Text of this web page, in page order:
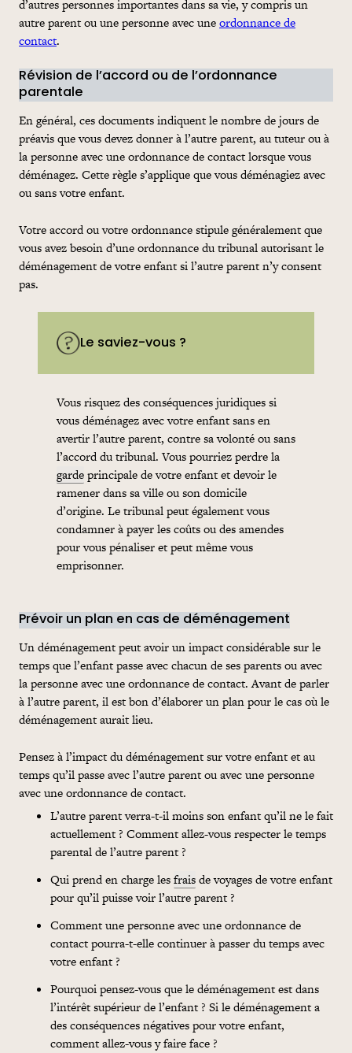
d’autres personnes importantes dans sa vie, y compris un
autre parent ou une personne avec uneordonnance de
contact.
Révision de l’accord ou de l’ordonnance
parentale
En général, ces documents indiquent le nombre de jours de
préavis que vous devez donner à l’autre parent, au tuteur ou à
la personne avec une ordonnance de contact lorsque vous
déménagez. Cette règle s’applique que vous déménagiez avec
ou sans votre enfant.
Votre accord ou votre ordonnance stipule généralement que
vous avez besoin d’une ordonnance du tribunal autorisant le
déménagement de votre enfant si l’autre parent n’y consent
pas.
Le saviez-vous ?
Vous risquez des conséquences juridiques si
vous déménagez avec votre enfant sans en
avertir l’autre parent, contre sa volonté ou sans
l’accord du tribunal. Vous pourriez perdre la
gardeprincipale de votre enfant et devoir le
ramener dans sa ville ou son domicile
d’origine. Le tribunal peut également vous
condamner à payer les coûts ou des amendes
pour vous pénaliser et peut même vous
emprisonner.
Prévoir un plan en cas de déménagement
Un déménagement peut avoir un impact considérable sur le
temps que l’enfant passe avec chacun de ses parents ou avec
la personne avec une ordonnance de contact. Avant de parler
à l’autre parent, il est bon d’élaborer un plan pour le cas où le
déménagement aurait lieu.
Pensez à l’impact du déménagement sur votre enfant et au
temps qu’il passe avec l’autre parent ou avec une personne
avec une ordonnance de contact.
L’autreparent verra-t-il moins son enfant qu’il ne le fait
actuellement ? Comment allez-vous respecter le temps
parental de l’autre parent ?
Qui prend enchargelesfraisde voyages de votre enfant
pour qu’il puisse voir l’autre parent ?
Comment une personne avec une ordonnance de
contact pourra-t-elle continuer à passer du temps avec
votre enfant ?
Pourquoi pensez-vous que le déménagement est dans
l’intérêt supérieur de l’enfant ? Si le déménagement a
des conséquences négatives pour votre enfant,
comment allez-vous y faire face ?